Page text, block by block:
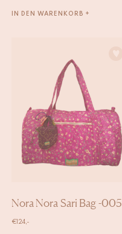
IN DEN WARENKORB +
Nora Nora Sari Bag -005
€ 124,-